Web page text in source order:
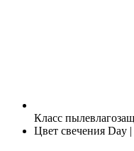
Класс
Цвет свечения Day